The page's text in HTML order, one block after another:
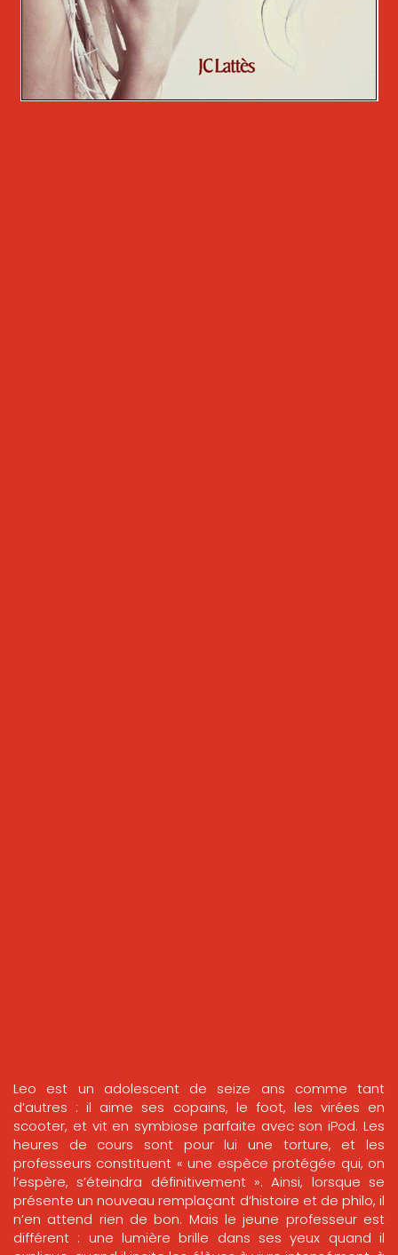
Leo est un adolescent de seize ans comme tant
d’autres : il aime ses copains, le foot, les virées en
scooter, et vit en symbiose parfaite avec son iPod. Les
heures de cours sont pour lui une torture, et les
professeurs constituent « une espèce protégée qui, on
l’espère, s’éteindra définitivement ». Ainsi, lorsque se
présente un nouveau remplaçant d’histoire et de philo, il
n’en attend rien de bon. Mais le jeune professeur est
différent : une lumière brille dans ses yeux quand il